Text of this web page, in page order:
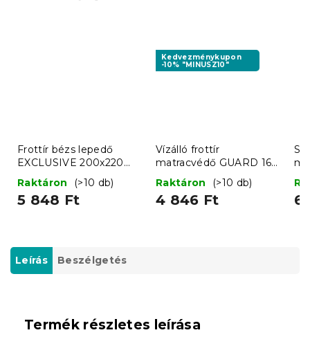
Frottír bézs lepedő
EXCLUSIVE 200x220
cm
Raktáron (>10 db)
5 848 Ft
Kedvezménykupon
-10% "MINUSZ10"
Vízálló frottír
matracvédő GUARD 160
x 200 cm
Raktáron (>10 db)
4 846 Ft 6
Leírás Beszélgetés
Termék részletes leírása